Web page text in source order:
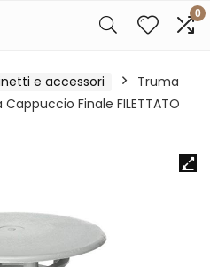
0
e accessori
Truma
Cappuccio Finale FILETTATO